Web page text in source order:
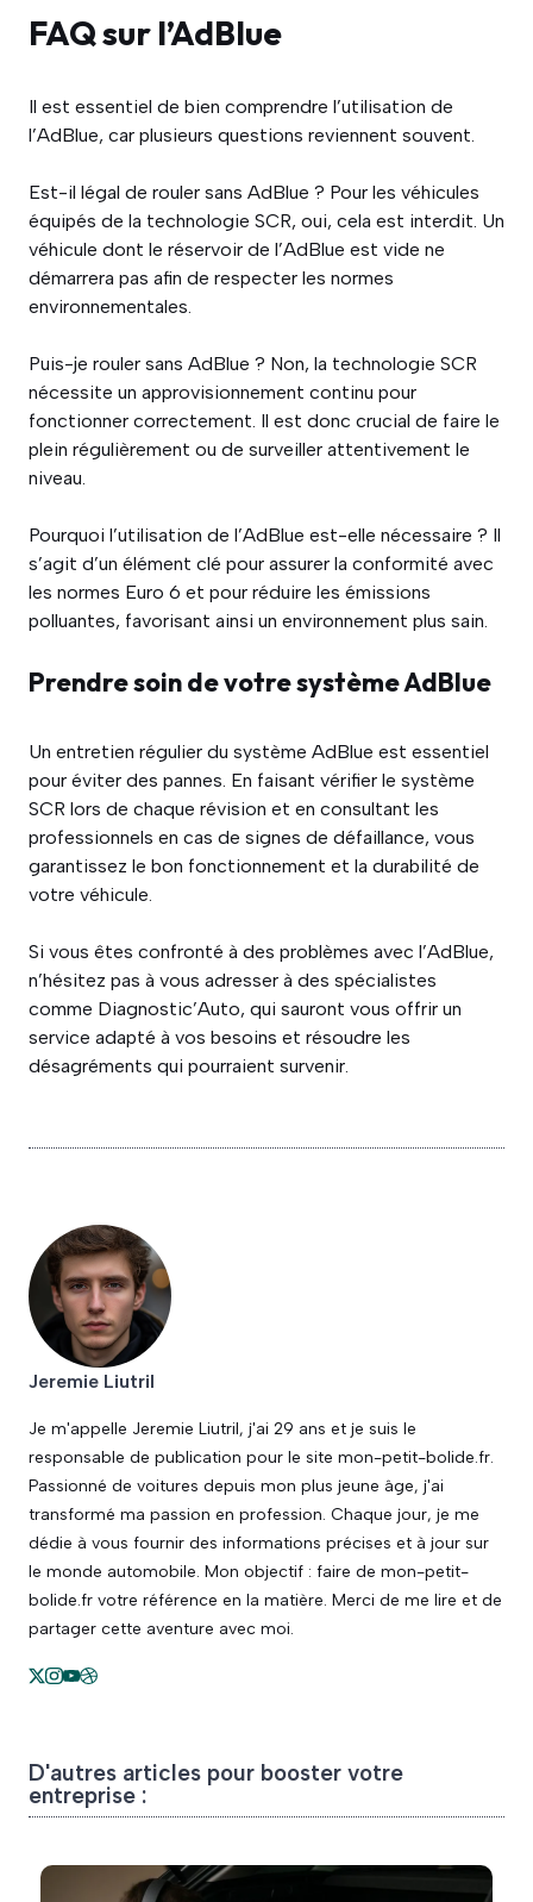
FAQ sur l’AdBlue
Il est essentiel de bien comprendre l’utilisation de
l’AdBlue, car plusieurs questions reviennent souvent.
Est-il légal de rouler sans AdBlue ? Pour les véhicules
équipés de la technologie SCR, oui, cela est interdit. Un
véhicule dont le réservoir de l’AdBlue est vide ne
démarrera pas afin de respecter les normes
environnementales.
Puis-je rouler sans AdBlue ? Non, la technologie SCR
nécessite un approvisionnement continu pour
fonctionner correctement. Il est donc crucial de faire le
plein régulièrement ou de surveiller attentivement le
niveau.
Pourquoi l’utilisation de l’AdBlue est-elle nécessaire ? Il
s’agit d’un élément clé pour assurer la conformité avec
les normes Euro 6 et pour réduire les émissions
polluantes, favorisant ainsi un environnement plus sain.
Prendre soin de votre système AdBlue
Un entretien régulier du système AdBlue est essentiel
pour éviter des pannes. En faisant vérifier le système
SCR lors de chaque révision et en consultant les
professionnels en cas de signes de défaillance, vous
garantissez le bon fonctionnement et la durabilité de
votre véhicule.
Si vous êtes confronté à des problèmes avec l’AdBlue,
n’hésitez pas à vous adresser à des spécialistes
comme Diagnostic’Auto, qui sauront vous offrir un
service adapté à vos besoins et résoudre les
désagréments qui pourraient survenir.
Jeremie Liutril
Je m'appelle Jeremie Liutril, j'ai 29 ans et je suis le
responsable de publication pour le site mon-petit-bolide.fr.
Passionné de voitures depuis mon plus jeune âge, j'ai
transformé ma passion en profession. Chaque jour, je me
dédie à vous fournir des informations précises et à jour sur
le monde automobile. Mon objectif : faire de mon-petit-
bolide.fr votre référence en la matière. Merci de me lire et de
partager cette aventure avec moi.
D'autres articles pour booster votre
entreprise :